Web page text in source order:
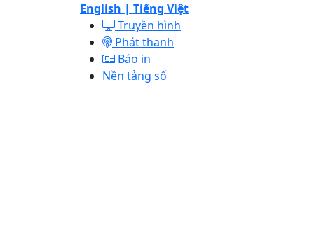
English | Tiếng Việt
Truyền hình
Phát thanh
Báo in
Nền tảng số